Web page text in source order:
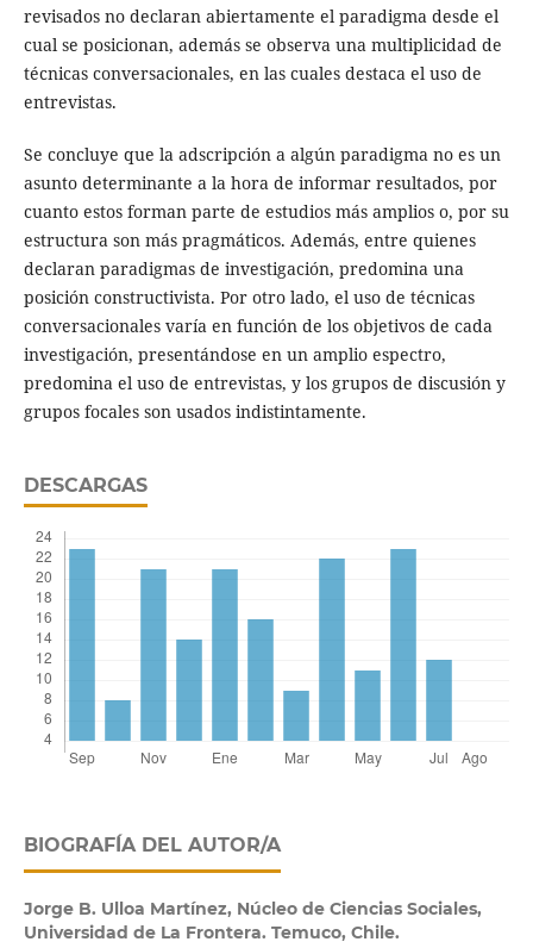
revisados no declaran abiertamente el paradigma desde el
cual se posicionan, además se observa una multiplicidad de
técnicas conversacionales, en las cuales destaca el uso de
entrevistas.
Se concluye que la adscripción a algún paradigma no es un
asunto determinante a la hora de informar resultados, por
cuanto estos forman parte de estudios más amplios o, por su
estructura son más pragmáticos. Además, entre quienes
declaran paradigmas de investigación, predomina una
posición constructivista. Por otro lado, el uso de técnicas
conversacionales varía en función de los objetivos de cada
investigación, presentándose en un amplio espectro,
predomina el uso de entrevistas, y los grupos de discusión y
grupos focales son usados indistintamente.
DESCARGAS
BIOGRAFÍA DEL AUTOR/A
Jorge B. Ulloa Martínez, Núcleo de Ciencias Sociales,
Universidad de La Frontera. Temuco, Chile.